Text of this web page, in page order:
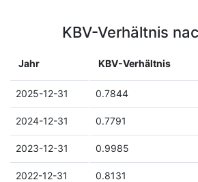
KBV-Verhältnis
Jahr KBV-Verhältnis
2025-12-31 0.7844
2024-12-31 0.7791
2023-12-31 0.9985
2022-12-31 0.8131